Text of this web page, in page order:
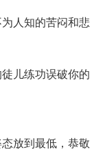
人知的苦闷和悲
儿练功误破你的
放到最低，恭敬